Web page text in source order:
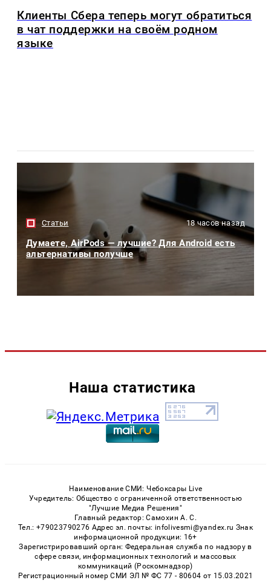
Клиенты Сбера теперь могут обратиться
в чат поддержки на своём родном
языке
Статьи 18 часов назад
Думаете, AirPods — лучшие? Для Android есть
альтернативы получше
Наша статистика
Наименование СМИ: Чебоксары Live
Учредитель: Общество с ограниченной ответственностью
"Лучшие Медиа Решения"
Главный редактор: Самохин А. С.
Тел.: +79023790276 Адрес эл. почты: infolivesmi@yandex.ru Знак
информационной продукции: 16+
Зарегистрировавший орган: Федеральная служба по надзору в
сфере связи, информационных технологий и массовых
коммуникаций (Роскомнадзор)
Регистрационный номер СМИ ЭЛ № ФС 77 - 80604 от 15.03.2021